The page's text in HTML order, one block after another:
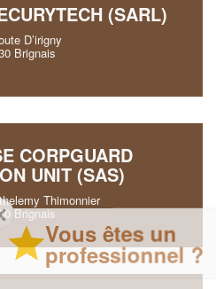
(SARL)
D’irigny
Brignais
CORPGUARD
UNIT (SAS)
Thimonnier
Brignais
êtes un
?